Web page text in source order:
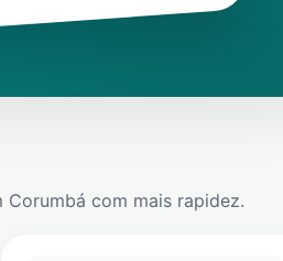
Corumbá com mais rapidez.